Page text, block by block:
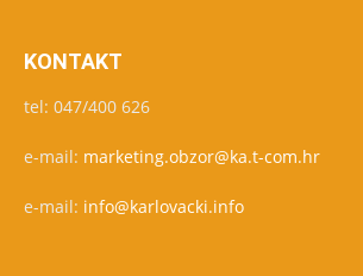
KONTAKT
tel: 047/400 626
e-mail: marketing.obzor@ka.t-com.hr
e-mail: info@karlovacki.info